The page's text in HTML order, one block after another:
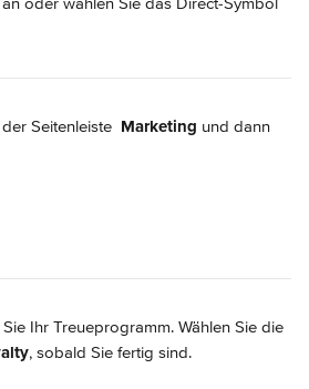
Seitenleiste Marketing und dann
Ihr Treueprogramm. Wählen Sie die
, sobald Sie fertig sind.